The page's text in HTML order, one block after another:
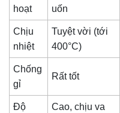
hoạt
uốn
Chịu
nhiệt
Tuyệt vời (tới
400°C)
Chống
gỉ
Rất tốt
Độ
Cao, chịu va